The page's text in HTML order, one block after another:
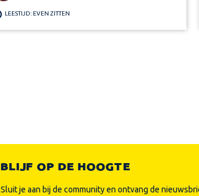
LEESTIJD: EVEN ZITTEN
BLIJF OP DE HOOGTE
Sluit je aan bij de community en ontvang de